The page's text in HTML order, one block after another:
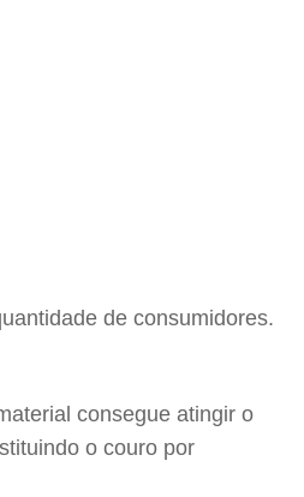
de consumidores.
consegue atingir o
o couro por